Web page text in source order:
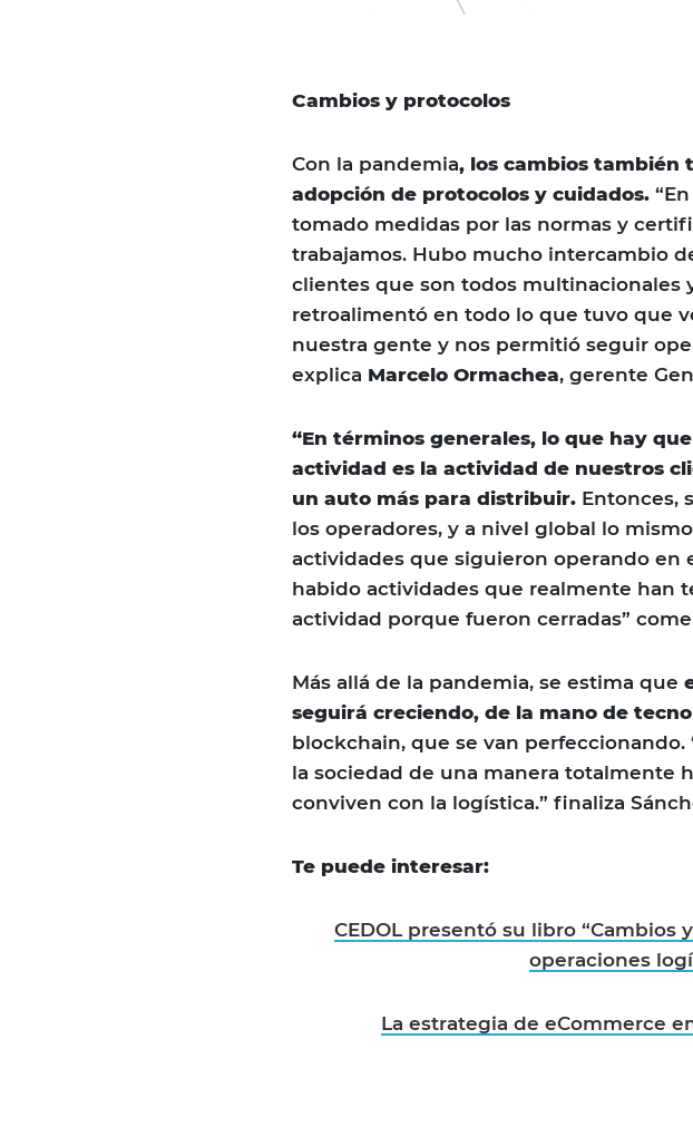
Cambios y protocolos
Con la pandemia, los cambios también
adopción de protocolos y cuidados.
tomado medidas por las normas y
trabajamos. Hubo mucho intercambio
clientes que son todos multinacionales
retroalimentó en todo lo que tuvo que
nuestra gente y nos permitió seguir
explica Marcelo Ormachea, gerente
“En términos generales, lo que hay
actividad es la actividad de nuestros
un auto más para distribuir. Entonces,
los operadores, y a nivel global lo
actividades que siguieron operando en
habido actividades que realmente han
actividad porque fueron cerradas”
Más allá de la pandemia, se estima que
seguirá creciendo, de la mano de
blockchain, que se van perfeccionando.
la sociedad de una manera totalmente
conviven con la logística.” finaliza
Te puede interesar:
CEDOL presentó su libro “Cambios
operaciones
La estrategia de eCommerce